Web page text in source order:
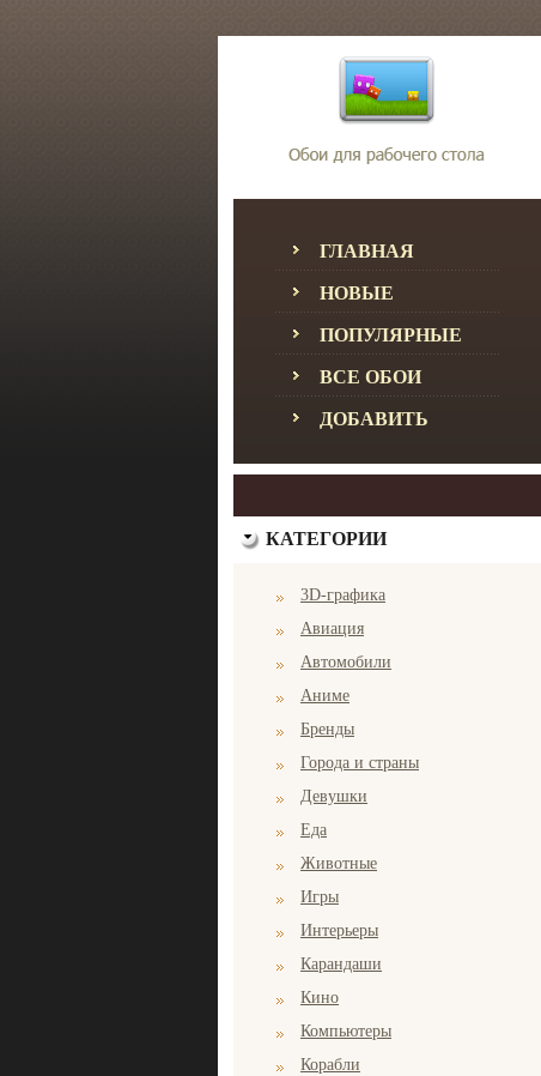
ГЛАВНАЯ
НОВЫЕ
ПОПУЛЯРНЫЕ
ВСЕ ОБОИ
ДОБАВИТЬ
КАТЕГОРИИ
3D-графика
Авиация
Автомобили
Аниме
Бренды
Города и страны
Девушки
Еда
Животные
Игры
Интерьеры
Карандаши
Кино
Компьютеры
Корабли